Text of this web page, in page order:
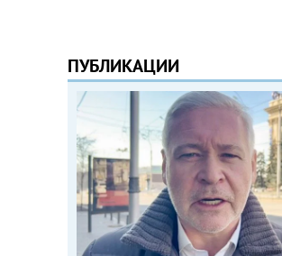
ПУБЛИКАЦИИ